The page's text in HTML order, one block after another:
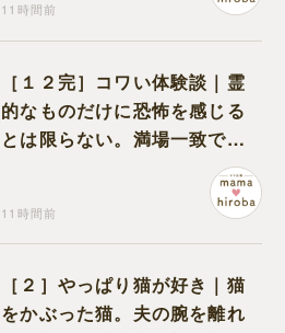
11時間前
［１２完］コワい体験談｜霊
的なものだけに恐怖を感じる
とは限らない。満場一致でコ
ワいと認定された意外な体験
11時間前
［２］やっぱり猫が好き｜猫
をかぶった猫。夫の腕を離れ